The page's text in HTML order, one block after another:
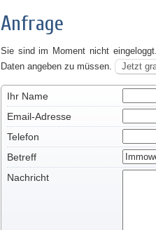
Anfrage
Sie sind im Moment nicht
Daten angeben zu müssen.
Jetzt
Ihr Name
Email-Adresse
Telefon
Betreff
Nachricht